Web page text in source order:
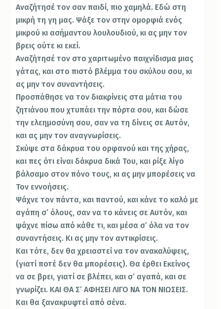
Αναζήτησέ τον σαν παιδί, πιο χαμηλά. Εδώ στη
μικρή τη γη μας. Ψάξε τον στην ομορφιά ενός
μικρού κι ασήμαντου λουλουδιού, κι ας μην τον
βρεις ούτε κι εκεί.
Αναζήτησέ τον στο χαριτωμένο παιχνίδισμα μιας
γάτας, και στο πιστό βλέμμα του σκύλου σου, κι
ας μην τον συναντήσεις.
Προσπάθησε να τον διακρίνεις στα μάτια του
ζητιάνου που χτυπάει την πόρτα σου, και δώσε
την ελεημοσύνη σου, σαν να τη δίνεις σε Αυτόν,
και ας μην τον αναγνωρίσεις.
Σκύψε στα δάκρυα του ορφανού και της χήρας,
και πες ότι είναι δάκρυα δικά Του, και ρίξε λίγο
βάλσαμο στον πόνο τους, κι ας μην μπορέσεις να
Τον εννοήσεις.
Ψάχνε τον πάντα, και παντού, και κάνε το καλό με
αγάπη σ’ όλους, σαν να το κάνεις σε Αυτόν, και
ψάχνε πίσω από κάθε τι, και μέσα σ’ όλα να τον
συναντήσεις. Κι ας μην τον αντικρίσεις.
Και τότε, δεν θα χρειαστεί να τον ανακαλύψεις,
(γιατί ποτέ δεν θα μπορέσεις). Θα έρθει Εκείνος
να σε βρει, γιατί σε βλέπει, και σ’ αγαπά, και σε
γνωρίζει. ΚΑΙ ΘΑ Σ’ ΑΦΗΣΕΙ ΛΙΓΟ ΝΑ ΤΟΝ ΝΙΩΣΕΙΣ.
Και θα ξανακρυφτεί από σένα.